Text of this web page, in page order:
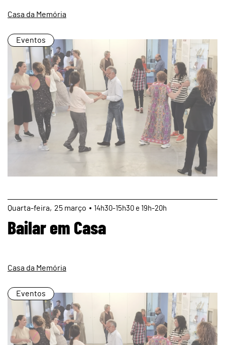
Casa da Memória
Eventos
page25 março
Quarta 14h30-15h30 e 19h-20h
Bailar em Casa
Casa da Memória
Eventos